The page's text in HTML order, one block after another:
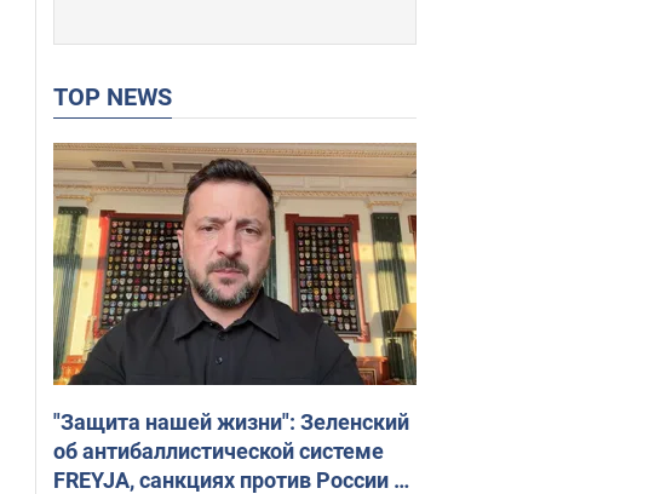
TOP NEWS
"Защита нашей жизни": Зеленский
об антибаллистической системе
FREYJA, санкциях против России и